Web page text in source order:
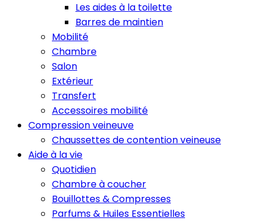
Les aides à la toilette
Barres de maintien
Mobilité
Chambre
Salon
Extérieur
Transfert
Accessoires mobilité
Compression veineuve
Chaussettes de contention veineuse
Aide à la vie
Quotidien
Chambre à coucher
Bouillottes & Compresses
Parfums & Huiles Essentielles